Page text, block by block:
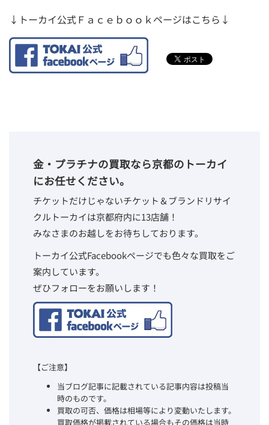
↓トーカイ公式Ｆａｃｅｂｏｏｋページはこちら↓
金・プラチナの買取なら京都のトーカイ
にお任せください。
チケットだけじゃないチケット＆ブランドリサイ
クルトーカイは京都府内に13店舗！
みなさまのお越しをお待ちしております。
トーカイ公式Facebookページでも色々な買取をご
案内しています。
ぜひフォローをお願いします！
【ご注意】
当ブログ記事に記載されている記事内容は投稿当
時のものです。
買取の可否、価格は相場等により変動いたします。
買取価格が掲載されている場合もその価格は当時